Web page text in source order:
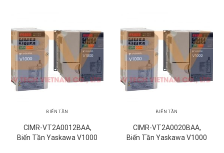
BIẾN TẦN
CIMR-VT2A0012BAA,
Biến Tần Yaskawa V1000
BIẾN TẦN
CIMR-VT2A0020BAA,
Biến Tần Yaskawa V1000